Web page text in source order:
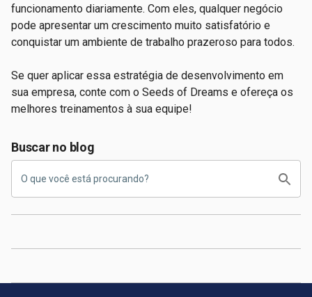
funcionamento diariamente. Com eles, qualquer negócio
pode apresentar um crescimento muito satisfatório e
conquistar um ambiente de trabalho prazeroso para todos.
Se quer aplicar essa estratégia de desenvolvimento em
sua empresa, conte com o Seeds of Dreams e ofereça os
melhores treinamentos à sua equipe!
Buscar no blog